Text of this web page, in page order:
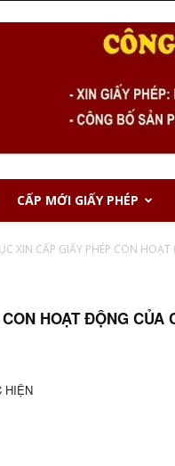
CẤP MỚI GIẤY PHÉP
XIN CẤP GIẤY PHÉP CON
HOẠT ĐỘNG CỦA
HIỆN